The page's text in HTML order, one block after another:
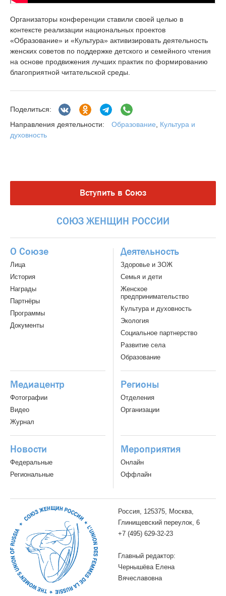
Организаторы конференции ставили своей целью в
контексте реализации национальных проектов
«Образование» и «Культура» активизировать деятельность
женских советов по поддержке детского и семейного чтения
на основе продвижения лучших практик по формированию
благоприятной читательской среды.
Поделиться:
Направления деятельности:
Образование
Культура и
духовность
Вступить в Союз
СОЮЗ ЖЕНЩИН РОССИИ
О Союзе
Лица
История
Награды
Партнёры
Программы
Документы
Деятельность
Здоровье и ЗОЖ
Семья и дети
Женское
предпринимательство
Культура и духовность
Экология
Социальное партнерство
Развитие села
Образование
Медиацентр
Фотографии
Видео
Журнал
Регионы
Отделения
Организации
Новости
Федеральные
Региональные
Мероприятия
Онлайн
Оффлайн
Россия, 125375, Москва,
Глинищевский переулок, 6
+7 (495) 629-32-23
Главный редактор:
Чернышёва Елена
Вячеславовна